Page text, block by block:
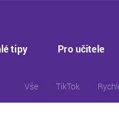
tipy Pro učitele
Vše TikTok